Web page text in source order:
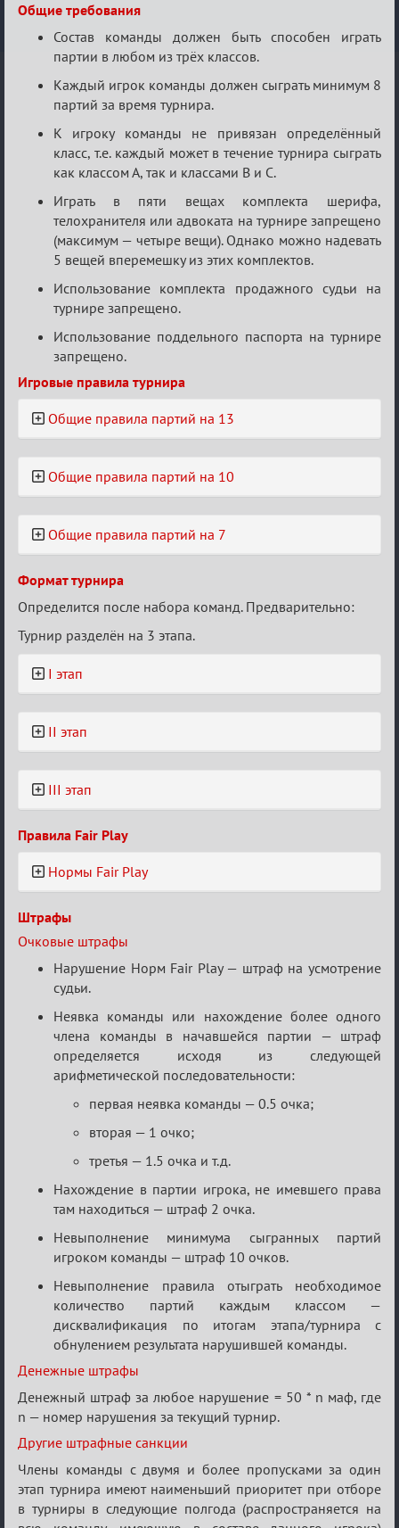
Общие требования
Состав команды должен быть способен играть
партии в любом из трёх классов.
Каждый игрок команды должен сыграть минимум 8
партий за время турнира.
К игроку команды не привязан определённый
класс, т.е. каждый может в течение турнира сыграть
как классом А, так и классами B и С.
Играть в пяти вещах комплекта шерифа,
телохранителя или адвоката на турнире запрещено
(максимум — четыре вещи). Однако можно надевать
5 вещей вперемешку из этих комплектов.
Использование комплекта продажного судьи на
турнире запрещено.
Использование поддельного паспорта на турнире
запрещено.
Игровые правила турнира
Общие правила партий на 13
Общие правила партий на 10
Общие правила партий на 7
Формат турнира
Определится после набора команд. Предварительно:
Турнир разделён на 3 этапа.
I этап
II этап
III этап
Правила Fair Play
Нормы Fair Play
Штрафы
Очковые штрафы
Нарушение Норм Fair Play — штраф на усмотрение
судьи.
Неявка команды или нахождение более одного
члена команды в начавшейся партии — штраф
определяется исходя из следующей
арифметической последовательности:
первая неявка команды — 0.5 очка;
вторая — 1 очко;
третья — 1.5 очка и т.д.
Нахождение в партии игрока, не имевшего права
там находиться — штраф 2 очка.
Невыполнение минимума сыгранных партий
игроком команды — штраф 10 очков.
Невыполнение правила отыграть необходимое
количество партий каждым классом —
дисквалификация по итогам этапа/турнира с
обнулением результата нарушившей команды.
Денежные штрафы
Денежный штраф за любое нарушение = 50 * n маф, где
n — номер нарушения за текущий турнир.
Другие штрафные санкции
Члены команды с двумя и более пропусками за один
этап турнира имеют наименьший приоритет при отборе
в турниры в следующие полгода (распространяется на